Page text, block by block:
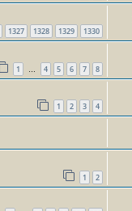
1327 1328 1329 1330
1 … 4 5 6 7 8
1 2 3 4
1 2